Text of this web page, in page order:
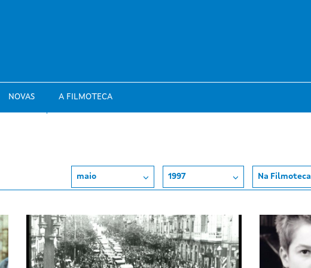
NOVAS A FILMOTECA
maio 1997 Na Filmoteca